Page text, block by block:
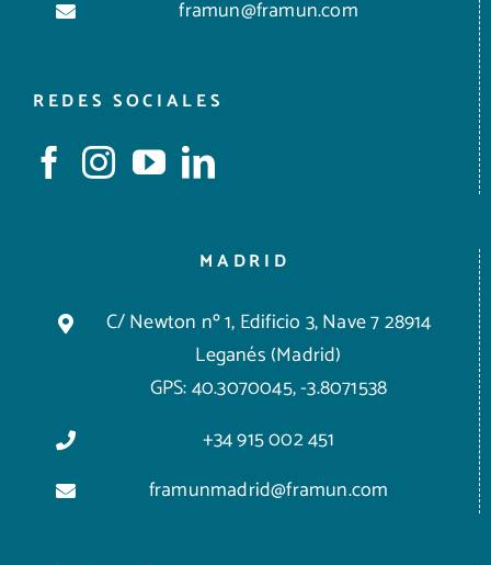
framun@framun.com
REDES SOCIALES
MADRID
C/ Newton nº 1, Edificio 3, Nave 7 28914
Leganés (Madrid)
GPS: 40.3070045, -3.8071538
+34 915 002 451
framunmadrid@framun.com